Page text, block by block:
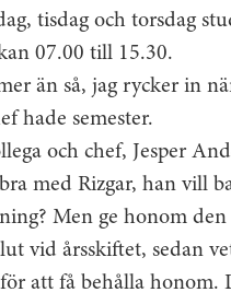
tisdag och torsdag
07.00 till 15.30.
än så, jag rycker in
hade semester.
och chef, Jesper
med Rizgar, han vill
Men ge honom den
vid årsskiftet, sedan
för att få behålla